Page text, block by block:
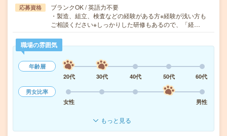
応募資格
ブランクOK / 英語力不要
・製造、組立、検査などの経験がある方※経験が浅い方も
ご相談ください※しっかりした研修もあるので、「経…
職場の雰囲気
年齢層
20代
30代 40代 50代
60代
男女比率
女性
男性
もっと見る